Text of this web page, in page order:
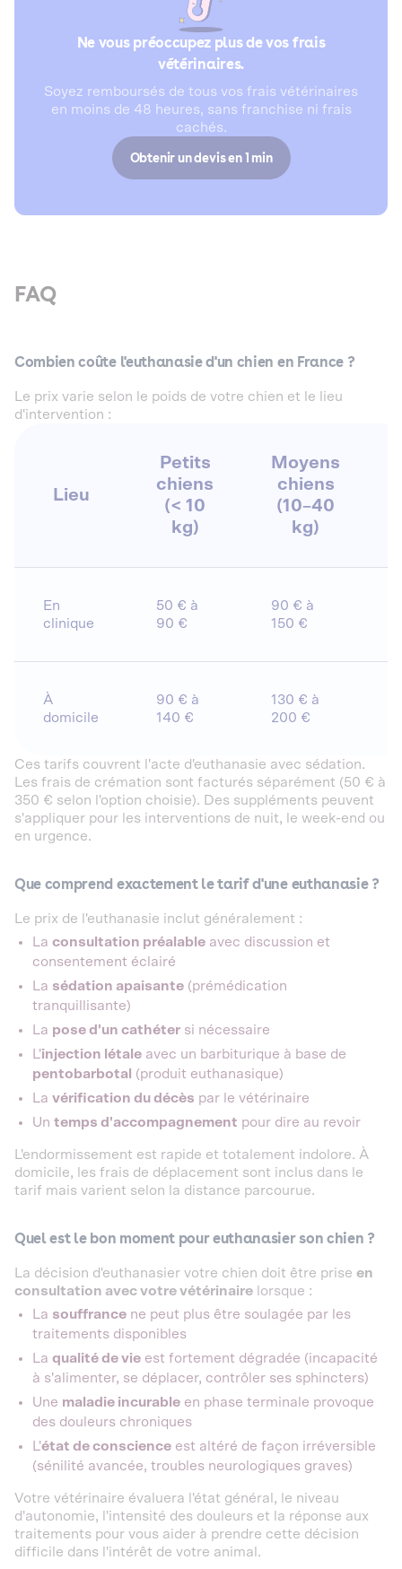
Ne vous préoccupez plus de vos frais
vétérinaires.
Soyez remboursés de tous vos frais vétérinaires
en moins de 48 heures, sans franchise ni frais
cachés.
Obtenir un devis en 1 min
FAQ
Combien coûte l'euthanasie d'un chien en France ?
Le prix varie selon le poids de votre chien et le lieu
d'intervention :
Lieu
Petits
chiens
(< 10
kg)
Moyens
chiens
(10–40
kg)
En
clinique
50 € à
90 €
90 € à
150 €
À
domicile
90 € à
140 €
130 € à
200 €
Ces tarifs couvrent l'acte d'euthanasie avec sédation.
Les frais de crémation sont facturés séparément (50 € à
350 € selon l'option choisie). Des suppléments peuvent
s'appliquer pour les interventions de nuit, le week-end ou
en urgence.
Que comprend exactement le tarif d'une euthanasie ?
Le prix de l'euthanasie inclut généralement :
La consultation préalable avec discussion et
consentement éclairé
La sédation apaisante (prémédication
tranquillisante)
La pose d'un cathéter si nécessaire
L'injection létale avec un barbiturique à base de
pentobarbotal (produit euthanasique)
La vérification du décès par le vétérinaire
Un temps d'accompagnement pour dire au revoir
L'endormissement est rapide et totalement indolore. À
domicile, les frais de déplacement sont inclus dans le
tarif mais varient selon la distance parcourue.
Quel est le bon moment pour euthanasier son chien ?
La décision d'euthanasier votre chien doit être prise en
consultation avec votre vétérinaire lorsque :
La souffrance ne peut plus être soulagée par les
traitements disponibles
La qualité de vie est fortement dégradée (incapacité
à s'alimenter, se déplacer, contrôler ses sphincters)
Une maladie incurable en phase terminale provoque
des douleurs chroniques
L'état de conscience est altéré de façon irréversible
(sénilité avancée, troubles neurologiques graves)
Votre vétérinaire évaluera l'état général, le niveau
d'autonomie, l'intensité des douleurs et la réponse aux
traitements pour vous aider à prendre cette décision
difficile dans l'intérêt de votre animal.